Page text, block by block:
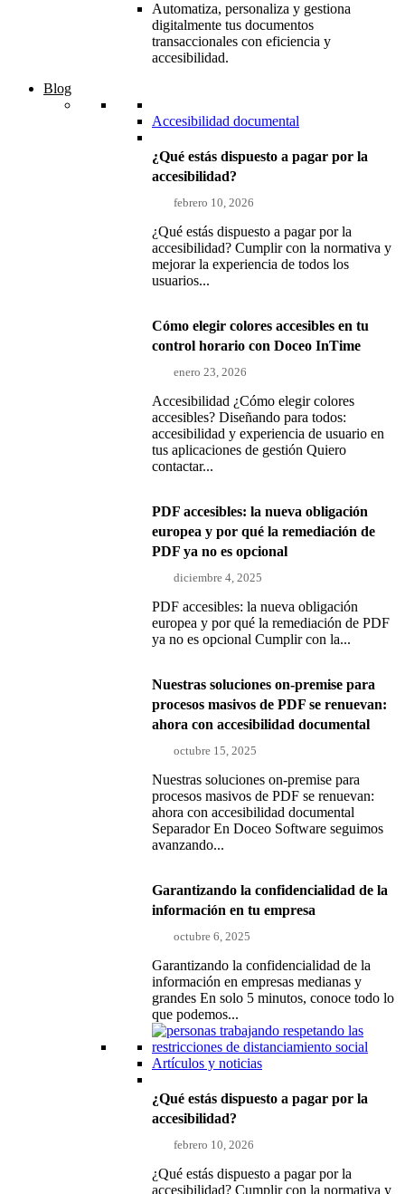
Automatiza, personaliza y gestiona
digitalmente tus documentos
transaccionales con eficiencia y
accesibilidad.
Blog
Accesibilidad documental
¿Qué estás dispuesto a pagar por la
accesibilidad?
febrero 10, 2026
¿Qué estás dispuesto a pagar por la
accesibilidad? Cumplir con la normativa y
mejorar la experiencia de todos los
usuarios...
Cómo elegir colores accesibles en tu
control horario con Doceo InTime
enero 23, 2026
Accesibilidad ¿Cómo elegir colores
accesibles? Diseñando para todos:
accesibilidad y experiencia de usuario en
tus aplicaciones de gestión Quiero
contactar...
PDF accesibles: la nueva obligación
europea y por qué la remediación de
PDF ya no es opcional
diciembre 4, 2025
PDF accesibles: la nueva obligación
europea y por qué la remediación de PDF
ya no es opcional Cumplir con la...
Nuestras soluciones on-premise para
procesos masivos de PDF se renuevan:
ahora con accesibilidad documental
octubre 15, 2025
Nuestras soluciones on-premise para
procesos masivos de PDF se renuevan:
ahora con accesibilidad documental
Separador En Doceo Software seguimos
avanzando...
Garantizando la confidencialidad de la
información en tu empresa
octubre 6, 2025
Garantizando la confidencialidad de la
información en empresas medianas y
grandes En solo 5 minutos, conoce todo lo
que podemos...
Artículos y noticias
¿Qué estás dispuesto a pagar por la
accesibilidad?
febrero 10, 2026
¿Qué estás dispuesto a pagar por la
accesibilidad? Cumplir con la normativa y